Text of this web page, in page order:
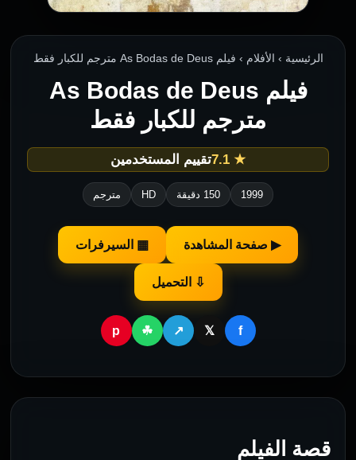
الرئيسية › الأفلام › فيلم As Bodas de Deus مترجم للكبار فقط
فيلم As Bodas de Deus
مترجم للكبار فقط
★ 7.1 تقييم المستخدمين
1999 150 دقيقة HD مترجم
▶ صفحة المشاهدة ▦ السيرفرات
⇩ التحميل
f
𝕏
↗
☘
p
قصة الفيلم